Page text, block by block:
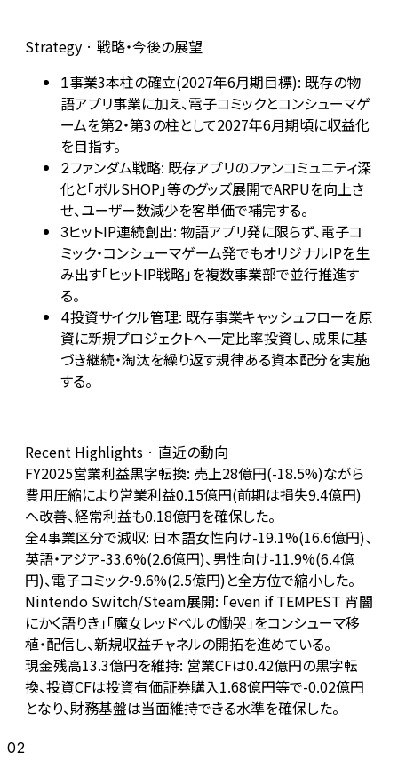
Strategy · 戦略・今後の展望
1事業3本柱の確立(2027年6月期目標): 既存の物
語アプリ事業に加え、電子コミックとコンシューマゲ
ームを第2・第3の柱として2027年6月期頃に収益化
を目指す。
2ファンダム戦略: 既存アプリのファンコミュニティ深
化と「ボルSHOP」等のグッズ展開でARPUを向上さ
せ、ユーザー数減少を客単価で補完する。
3ヒットIP連続創出: 物語アプリ発に限らず、電子コ
ミック・コンシューマゲーム発でもオリジナルIPを生
み出す「ヒットIP戦略」を複数事業部で並行推進す
る。
4投資サイクル管理: 既存事業キャッシュフローを原
資に新規プロジェクトへ一定比率投資し、成果に基
づき継続・淘汰を繰り返す規律ある資本配分を実施
する。
Recent Highlights · 直近の動向
FY2025営業利益黒字転換: 売上28億円(-18.5%)ながら
費用圧縮により営業利益0.15億円(前期は損失9.4億円)
へ改善、経常利益も0.18億円を確保した。
全4事業区分で減収: 日本語女性向け-19.1%(16.6億円)、
英語・アジア-33.6%(2.6億円)、男性向け-11.9%(6.4億
円)、電子コミック-9.6%(2.5億円)と全方位で縮小した。
Nintendo Switch/Steam展開: 「even if TEMPEST 宵闇
にかく語りき」「魔女レッドベルの慟哭」をコンシューマ移
植・配信し、新規収益チャネルの開拓を進めている。
現金残高13.3億円を維持: 営業CFは0.42億円の黒字転
換、投資CFは投資有価証券購入1.68億円等で-0.02億円
となり、財務基盤は当面維持できる水準を確保した。
02